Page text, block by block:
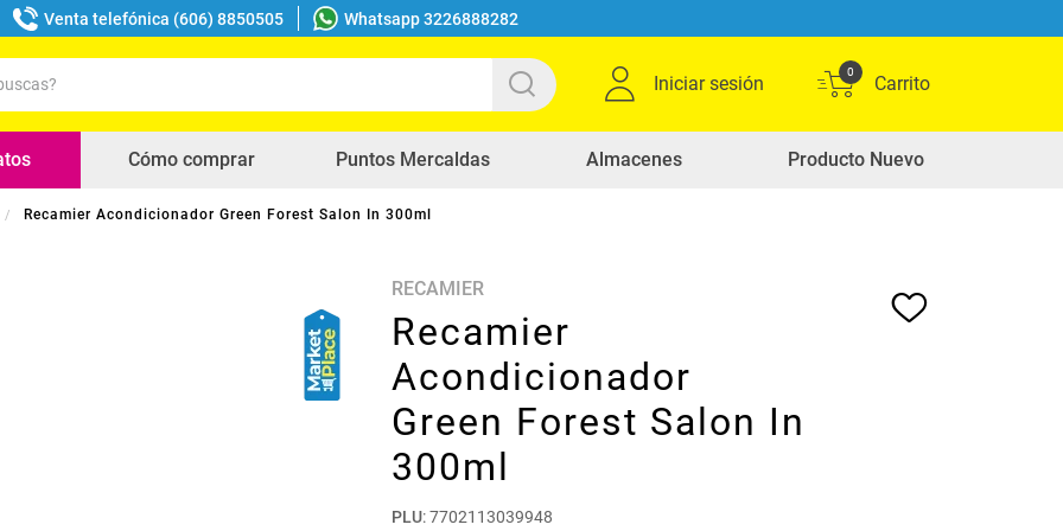
Venta telefónica (606) 8850505 Whatsapp 3226888282
Iniciar sesión
0
Cómo comprar Puntos Mercaldas Almacenes Producto Nuevo
Recamier Acondicionador Green Forest Salon In 300ml
RECAMIER
Recamier
Acondicionador
Green Forest Salon In
300ml
PLU:7702113039948
buscados